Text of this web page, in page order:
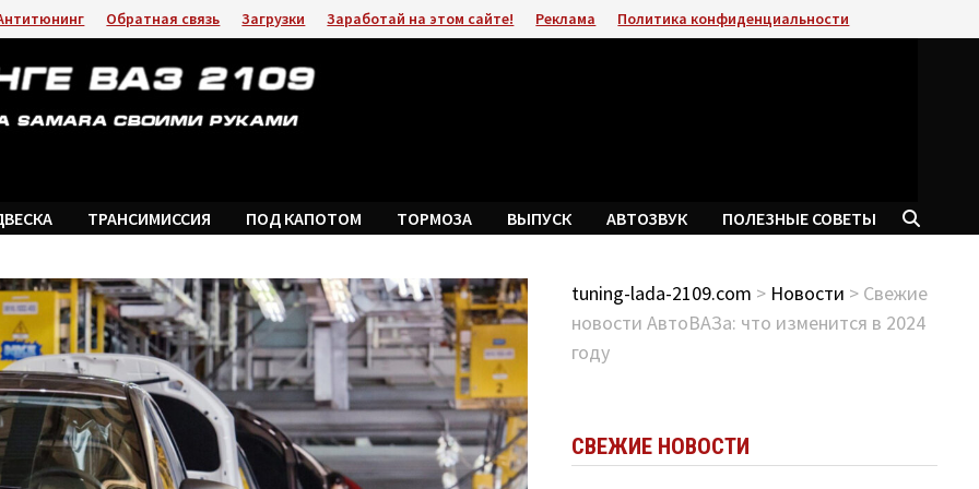
Обратная связь Загрузки Заработай на этом сайте! Реклама Политика конфиденциальности
ТРАНСИМИССИЯ ПОД КАПОТОМ ТОРМОЗА ВЫПУСК АВТОЗВУК ПОЛЕЗНЫЕ СОВЕТЫ
tuning-lada-2109.com > Новости > Свежие
новости АвтоВАЗа: что изменится в 2024
году
СВЕЖИЕ НОВОСТИ